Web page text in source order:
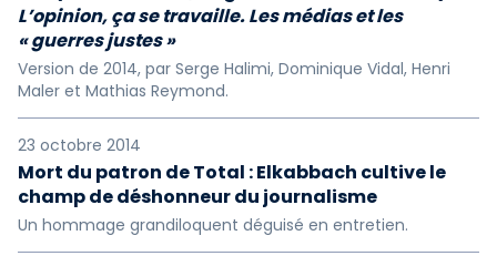
L’opinion, ça se travaille. Les médias et les
« guerres justes »
Version de 2014, par Serge Halimi, Dominique Vidal, Henri
Maler et Mathias Reymond.
23 octobre 2014
Mort du patron de Total : Elkabbach cultive le
champ de déshonneur du journalisme
Un hommage grandiloquent déguisé en entretien.